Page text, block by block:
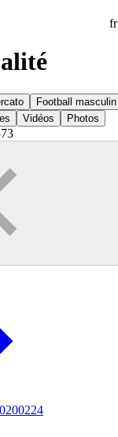
fr
Football masculin
Vidéos Photos
200224